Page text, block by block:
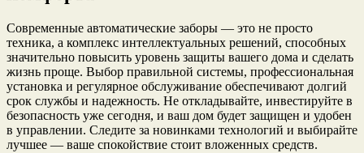
Современные автоматические заборы — это не просто
техника, а комплекс интеллектуальных решений, способных
значительно повысить уровень защиты вашего дома и сделать
жизнь проще. Выбор правильной системы, профессиональная
установка и регулярное обслуживание обеспечивают долгий
срок службы и надежность. Не откладывайте, инвестируйте в
безопасность уже сегодня, и ваш дом будет защищен и удобен
в управлении. Следите за новинками технологий и выбирайте
лучшее — ваше спокойствие стоит вложенных средств.